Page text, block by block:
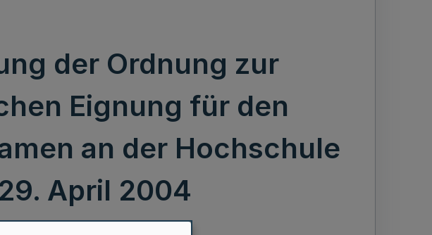
der Ordnung zur
Eignung für den
an der Hochschule
April 2004